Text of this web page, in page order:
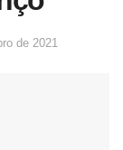
de 2021